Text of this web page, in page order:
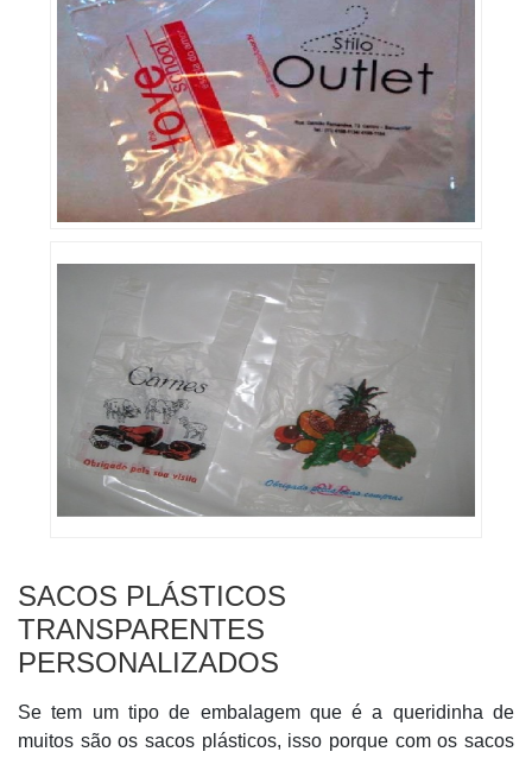
SACOS PLÁSTICOS
TRANSPARENTES
PERSONALIZADOS
Se tem um tipo de embalagem que é a queridinha de
muitos são os sacos plásticos, isso porque com os sacos